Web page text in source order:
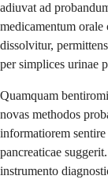
adiuvat ad
medicamentum
dissolvitur,
per simplices urinae
Quamquam
novas methodos
informatiorem
pancreaticae
instrumento